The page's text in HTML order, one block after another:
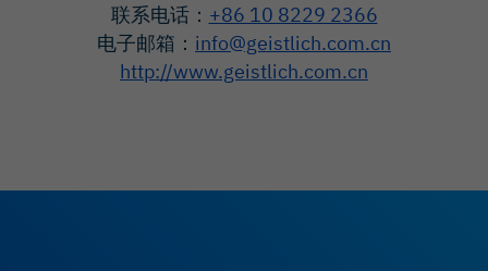
联系电话： +86 10 8229 2366
电子邮箱： info@geistlich.com.cn
http://www.geistlich.com.cn